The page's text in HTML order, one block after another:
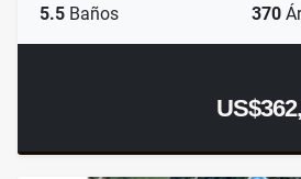
5.5 Baños 370